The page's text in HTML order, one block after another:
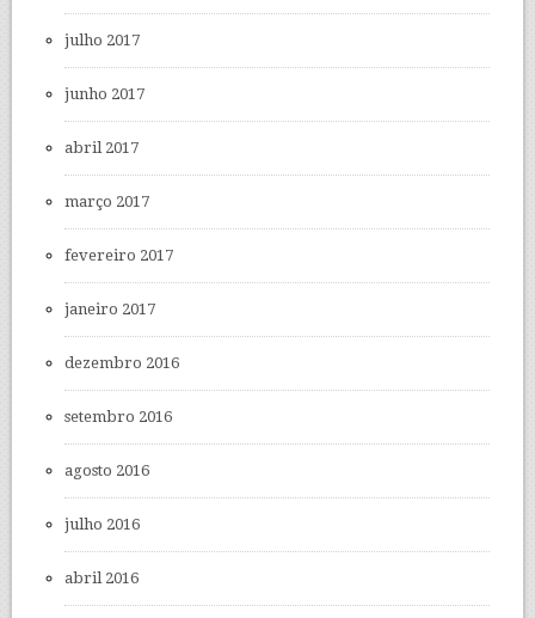
julho 2017
junho 2017
abril 2017
março 2017
fevereiro 2017
janeiro 2017
dezembro 2016
setembro 2016
agosto 2016
julho 2016
abril 2016